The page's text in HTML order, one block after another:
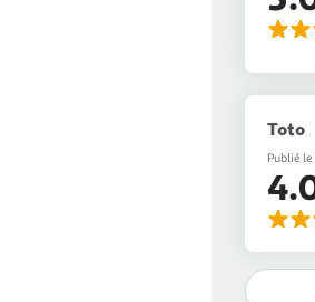
Toto
Publié